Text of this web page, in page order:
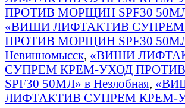
ПРОТИВ МОРЩИН SPF30
«ВИШИ ЛИФТАКТИВ
ПРОТИВ МОРЩИН SPF30
Невинномысск, «ВИШИ
СУПРЕМ КРЕМ-УХОД
SPF30 50МЛ» в Незлобная,
ЛИФТАКТИВ СУПРЕМ КРЕМ-